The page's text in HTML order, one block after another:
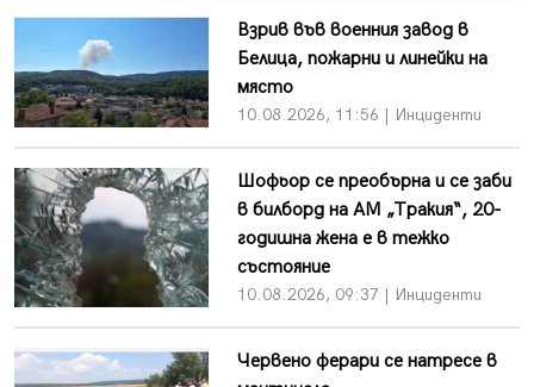
Взрив във военния завод в
Белица, пожарни и линейки на
място
10.08.2026, 11:56 | Инциденти
Шофьор се преобърна и се заби
в билборд на АМ „Тракия“, 20-
годишна жена е в тежко
състояние
10.08.2026, 09:37 | Инциденти
Червено ферари се натресе в